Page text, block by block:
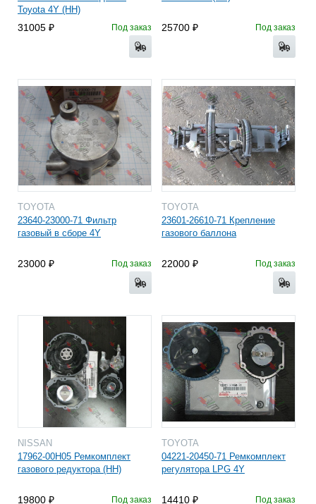
Toyota 4Y (HH)
31005 Под заказ 25700 Под заказ
TOYOTA
23640-23000-71 Фильтр
газовый в сборе 4Y
23000 Под заказ
TOYOTA
23601-26610-71 Крепление
газового баллона
22000 Под заказ
NISSAN
17962-00H05 Ремкомплект
газового редуктора (HH)
19800 Под заказ
TOYOTA
04221-20450-71 Ремкомплект
регулятора LPG 4Y
14410 Под заказ